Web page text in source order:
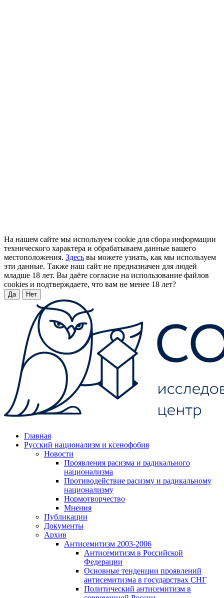
На нашем сайте мы используем cookie для сбора информации
технического характера и обрабатываем данные вашего
местоположения. Здесь вы можете узнать, как мы используем
эти данные. Также наш сайт не предназначен для людей
младше 18 лет. Вы даёте согласие на использование файлов
cookies и подтверждаете, что вам не менее 18 лет?
Да Нет
Главная
Русский национализм и ксенофобия
Новости
Проявления расизма и радикального
национализма
Противодействие расизму и радикальному
национализму
Нормотворчество
Мнения
Публикации
Документы
Архив
Антисемитизм 2003-2006
Антисемитизм в Российской
Федерации
Основные тенденции проявлений
антисемитизма в государствах СНГ
Политический антисемитизм в